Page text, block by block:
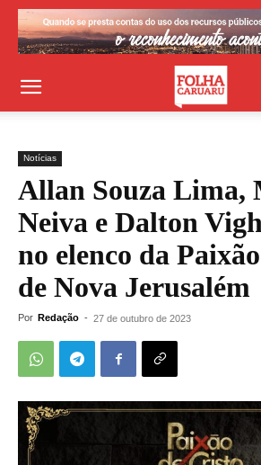
Notícias
Allan Souza Lima,
Neiva e Dalton
no elenco da
de Nova Jerusalém
Por Redação - 27 de outubro de 2023